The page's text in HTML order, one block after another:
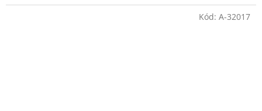
Kód: A-32017